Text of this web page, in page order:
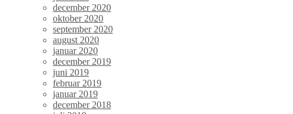
december 2020
oktober 2020
september 2020
august 2020
januar 2020
december 2019
juni 2019
februar 2019
januar 2019
december 2018